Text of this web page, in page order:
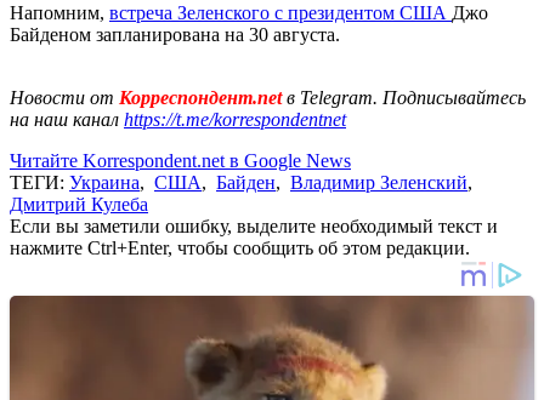
Напомним, встреча Зеленского с президентом США Джо
Байденом запланирована на 30 августа.
Новости от Корреспондент.netв Telegram. Подписывайтесь
на наш канал https://t.me/korrespondentnet
Читайте Korrespondent.net в Google News
ТЕГИ: Украина, США, Байден, Владимир Зеленский,
Дмитрий Кулеба
Если вы заметили ошибку, выделите необходимый текст и
нажмите Ctrl+Enter, чтобы сообщить об этом редакции.